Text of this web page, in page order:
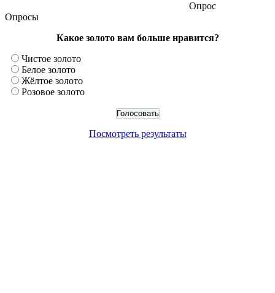
Опрос
Опросы
Какое золото вам больше нравится?
Чистое золото
Белое золото
Жёлтое золото
Розовое золото
Посмотреть результаты